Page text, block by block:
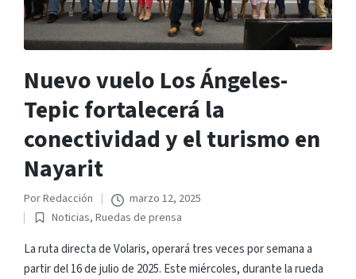
Nuevo vuelo Los Ángeles-
Tepic fortalecerá la
conectividad y el turismo en
Nayarit
Publicado
por
PorRedacción
marzo 12, 2025
Publicado
en
Noticias, Ruedas de prensa
La ruta directa de Volaris, operará tres veces por semana a
partir del 16 de julio de 2025. Este miércoles, durante la rueda